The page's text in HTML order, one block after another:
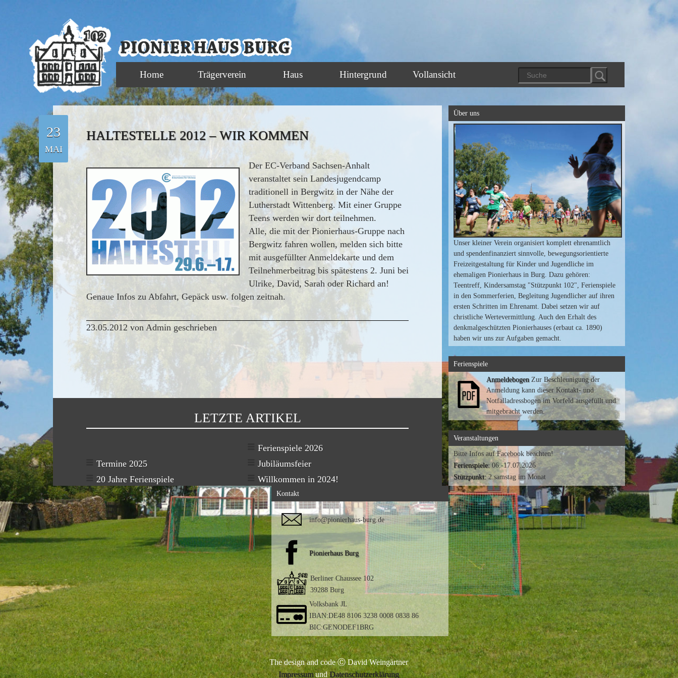
Home Trägerverein Haus Hintergrund Vollansicht
23
MAI
HALTESTELLE 2012 – WIR KOMMEN
Der EC-Verband Sachsen-Anhalt
veranstaltet sein Landesjugendcamp
traditionell in Bergwitz in der Nähe der
Lutherstadt Wittenberg. Mit einer Gruppe
Teens werden wir dort teilnehmen.
Alle, die mit der Pionierhaus-Gruppe nach
Bergwitz fahren wollen, melden sich bitte
mit ausgefüllter Anmeldekarte und dem
Teilnehmerbeitrag bis spätestens 2. Juni bei
Ulrike, David, Sarah oder Richard an!
Genaue Infos zu Abfahrt, Gepäck usw. folgen zeitnah.
23.05.2012 von Admin geschrieben
LETZTE ARTIKEL
Ferienspiele 2026
Termine 2025
Jubiläumsfeier
20 Jahre Ferienspiele
Willkommen in 2024!
Über uns
Unser kleiner Verein organisiert komplett ehrenamtlich
und spendenfinanziert sinnvolle, bewegungsorientierte
Freizeitgestaltung für Kinder und Jugendliche im
ehemaligen Pionierhaus in Burg. Dazu gehören:
Teentreff, Kindersamstag "Stützpunkt 102", Ferienspiele
in den Sommerferien, Begleitung Jugendlicher auf ihren
ersten Schritten im Ehrenamt. Dabei setzen wir auf
christliche Wertevermittlung. Auch den Erhalt des
denkmalgeschützten Pionierhauses (erbaut ca. 1890)
haben wir uns zur Aufgaben gemacht.
Ferienspiele
AnmeldebogenZur Beschleunigung der
Anmeldung kann dieser Kontakt- und
Notfalladressbogen im Vorfeld ausgefüllt und
mitgebracht werden.
Veranstaltungen
Bitte Infos auf Facebook beachten!
Ferienspiele:06.-17.07.2026
Stützpunkt:2.samstag im Monat
Kontakt
info@pionierhaus-burg.de
Pionierhaus Burg
Berliner Chaussee 102
39288 Burg
Volksbank JL
IBAN:DE48 8106 3238 0008 0838 86
BIC:GENODEF1BRG
The design and code Ⓒ David Weingärtner
ImpressumundDatenschutzerklärung